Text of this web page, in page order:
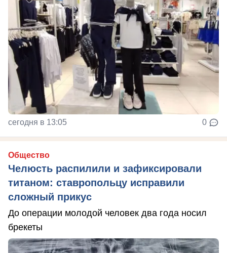
сегодня в 13:05 0
Общество
Челюсть распилили и зафиксировали
титаном: ставропольцу исправили
сложный прикус
До операции молодой человек два года носил
брекеты